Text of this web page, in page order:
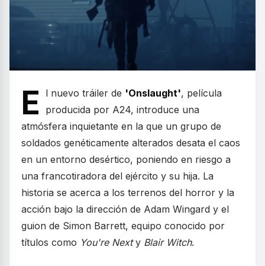
E l nuevo tráiler de 'Onslaught', película
producida por A24, introduce una
atmósfera inquietante en la que un grupo de
soldados genéticamente alterados desata el caos
en un entorno desértico, poniendo en riesgo a
una francotiradora del ejército y su hija. La
historia se acerca a los terrenos del horror y la
acción bajo la dirección de Adam Wingard y el
guion de Simon Barrett, equipo conocido por
títulos como You're Nexty Blair Witch.